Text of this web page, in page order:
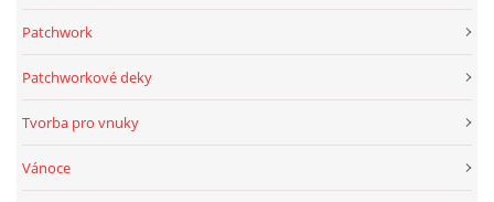
Patchwork
Patchworkové deky
Tvorba pro vnuky
Vánoce